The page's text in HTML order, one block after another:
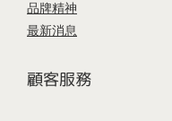
品牌精神
最新消息
顧客服務